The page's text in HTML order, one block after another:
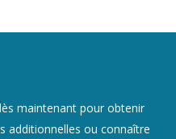
maintenant pour obtenir
additionnelles ou connaître